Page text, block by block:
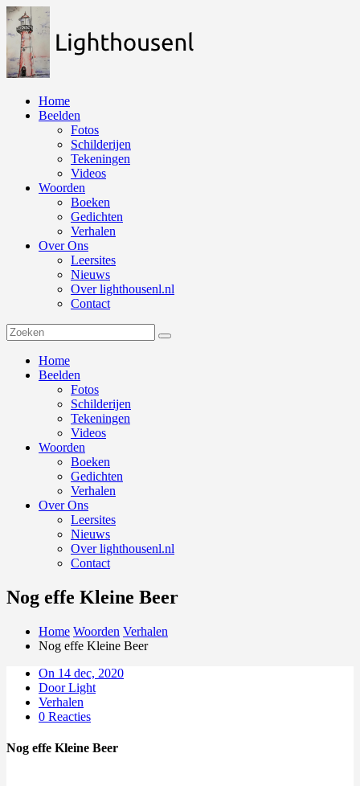
Naar
de
inhoud
springen
Home
Beelden
Fotos
Schilderijen
Tekeningen
Videos
Woorden
Boeken
Gedichten
Verhalen
Over Ons
Leersites
Nieuws
Over lighthousenl.nl
Contact
Home
Beelden
Fotos
Schilderijen
Tekeningen
Videos
Woorden
Boeken
Gedichten
Verhalen
Over Ons
Leersites
Nieuws
Over lighthousenl.nl
Contact
Nog effe Kleine Beer
Home Woorden Verhalen
Nog effe Kleine Beer
On 14 dec, 2020
Door Light
Verhalen
0 Reacties
Nog effe Kleine Beer